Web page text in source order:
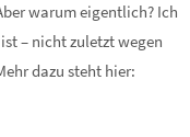
warum eigentlich? Ich
– nicht zuletzt wegen
dazu steht hier: